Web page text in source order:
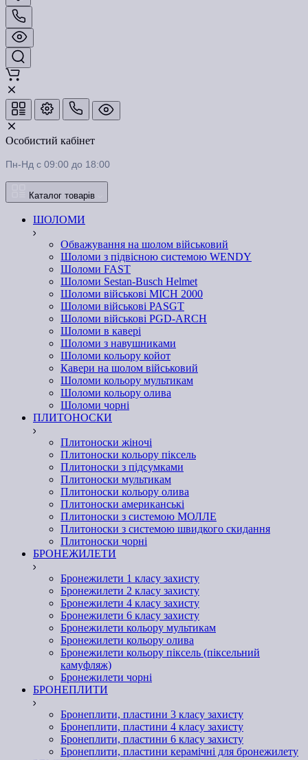
Особистий кабінет
Пн-Нд с 09:00 до 18:00
Каталог товарів
ШОЛОМИ
Обважування на шолом військовий
Шоломи з підвісною системою WENDY
Шоломи FAST
Шоломи Sestan-Busch Helmet
Шоломи військові MICH 2000
Шоломи військові PASGT
Шоломи військові PGD-ARCH
Шоломи в кавері
Шоломи з навушниками
Шоломи кольору койот
Кавери на шолом військовий
Шоломи кольору мультикам
Шоломи кольору олива
Шоломи чорні
ПЛИТОНОСКИ
Плитоноски жіночі
Плитоноски кольору піксель
Плитоноски з підсумками
Плитоноски мультикам
Плитоноски кольору олива
Плитоноски американські
Плитоноски з системою МОЛЛЕ
Плитоноски з системою швидкого скидання
Плитоноски чорні
БРОНЕЖИЛЕТИ
Бронежилети 1 класу захисту
Бронежилети 2 класу захисту
Бронежилети 4 класу захисту
Бронежилети 6 класу захисту
Бронежилети кольору мультикам
Бронежилети кольору олива
Бронежилети кольору піксель (піксельний
камуфляж)
Бронежилети чорні
БРОНЕПЛИТИ
Бронеплити, пластини 3 класу захисту
Бронеплити, пластини 4 класу захисту
Бронеплити, пластини 6 класу захисту
Бронеплити, пластини керамічні для бронежилету